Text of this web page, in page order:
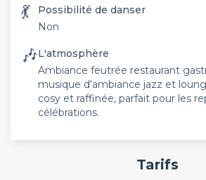
💃
Possibilité de danser
Non
🎶L'atmosphère
Ambiance feutrée restaurant
musique d'ambiance jazz et
cosy et raffinée, parfait pour les
célébrations.
Tarifs